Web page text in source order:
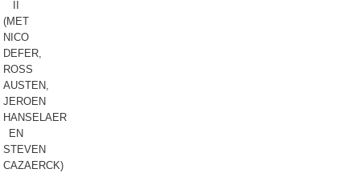
(MET
NICO
DEFER,
ROSS
AUSTEN,
JEROEN
HANSELAER
EN
STEVEN
CAZAERCK)